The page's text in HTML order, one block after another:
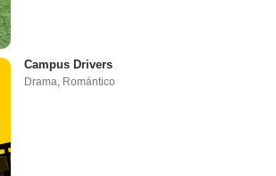
Campus Drivers
Drama, Romántico